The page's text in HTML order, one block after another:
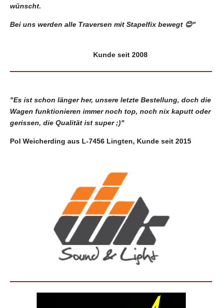
wünscht.
Bei uns werden alle Traversen mit Stapelfix bewegt 😊"
Kunde seit 2008
"Es ist schon länger her, unsere letzte Bestellung, doch die
Wagen funktionieren immer noch top, noch nix kaputt oder
gerissen, die Qualität ist super ;)"
Pol Weicherding aus L-7456 Lingten, Kunde seit 2015